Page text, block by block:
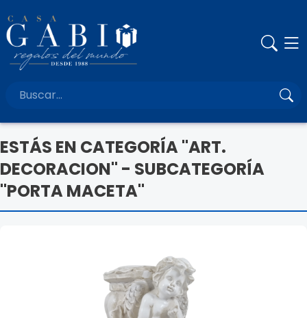
ESTÁS EN CATEGORÍA "ART.
DECORACION" - SUBCATEGORÍA
"PORTA MACETA"